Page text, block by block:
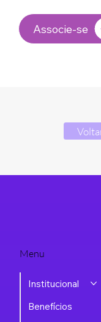
Associe-se
Menu
Institucional
Benefícios